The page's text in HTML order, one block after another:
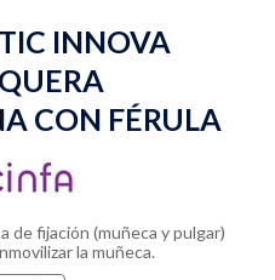
INNOVA
CON FÉRULA
de fijación (muñeca y pulgar)
la muñeca.